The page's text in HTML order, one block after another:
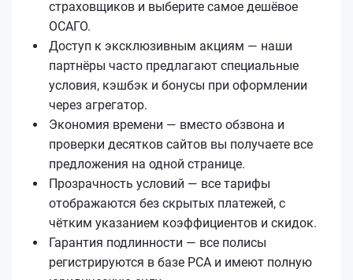
страховщиков и выберите самое дешёвое
ОСАГО.
Доступ к эксклюзивным акциям — наши
партнёры часто предлагают специальные
условия, кэшбэк и бонусы при оформлении
через агрегатор.
Экономия времени — вместо обзвона и
проверки десятков сайтов вы получаете все
предложения на одной странице.
Прозрачность условий — все тарифы
отображаются без скрытых платежей, с
чётким указанием коэффициентов и скидок.
Гарантия подлинности — все полисы
регистрируются в базе РСА и имеют полную